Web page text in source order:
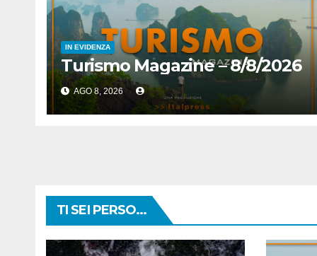
IN EVIDENZA
Turismo Magazine – 8/8/2026
AGO 8, 2026
TI SEI PERSO...